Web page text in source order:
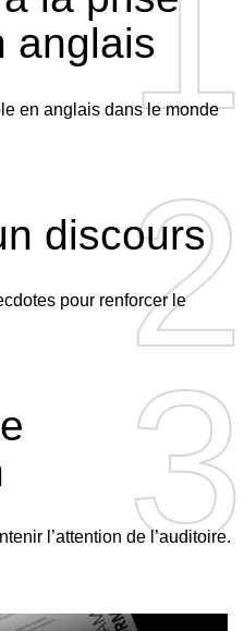
anglais
en anglais dans le monde
2
2
discours
pour renforcer le
3
3
l’attention de l’auditoire.